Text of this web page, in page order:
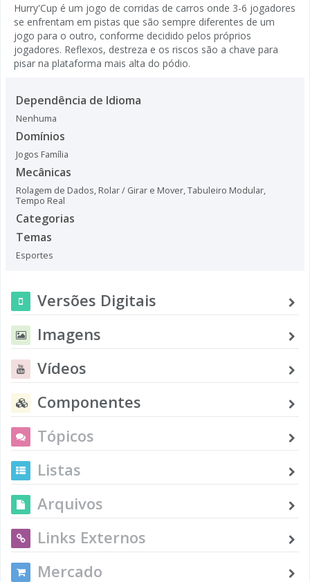
Hurry'Cup é um jogo de corridas de carros onde 3-6 jogadores
se enfrentam em pistas que são sempre diferentes de um
jogo para o outro, conforme decidido pelos próprios
jogadores. Reflexos, destreza e os riscos são a chave para
pisar na plataforma mais alta do pódio.
Dependência de Idioma
Nenhuma
Domínios
Jogos Família
Mecânicas
Rolagem de Dados, Rolar / Girar e Mover,Tabuleiro Modular,
Tempo Real
Categorias
Temas
Esportes
Versões Digitais
Imagens
Vídeos
Componentes
Tópicos
Listas
Arquivos
Links Externos
Mercado